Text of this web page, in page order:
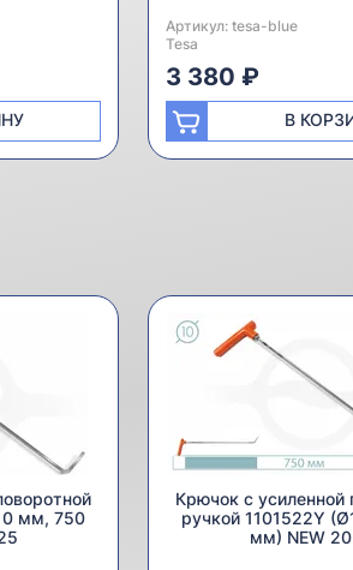
Артикул: tesa-blue
Производитель:
Tesa
3 380 ₽
В
мм, 750
Крючок с усиленной
ручкой 1101522Y
мм) NEW